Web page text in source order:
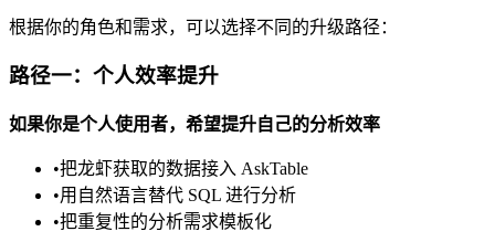
根据你的角色和需求，可以选择不同的升级路径：
路径一：个人效率提升
如果你是个人使用者，希望提升自己的分析效率
•把龙虾获取的数据接入 AskTable
•用自然语言替代 SQL 进行分析
•把重复性的分析需求模板化